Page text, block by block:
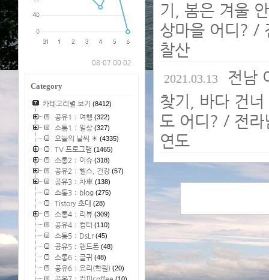
08-07 00:02
Category
카테고리별 보기 (8412)
공유1：여행 (322)
소통1：일상 (327)
오늘의 날씨 ☀ (4335)
TV 프로그램 (1465)
소통2：이슈 (318)
공유2：헬스, 건강 (57)
공유3：차車 (138)
소통3：blog (275)
Tistory 초대 (28)
소통4：리뷰 (309)
공유4：컴터 (110)
소통5：DsLr(45)
공유5：핸드폰 (48)
소통6：글귀 (48)
공유6：요리(학원) (20)
기, 봄은 겨울
상마을 어디? /
찰산
2021.03.13 전남
찾기, 바다 건
도 어디? / 전라
연도